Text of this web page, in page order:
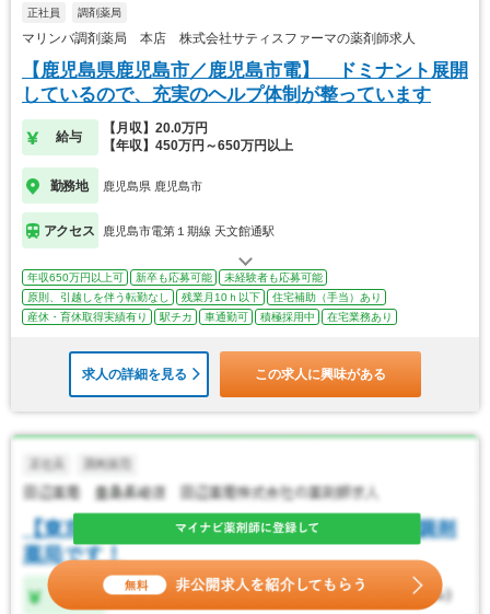
正社員 調剤薬局
マリンバ調剤薬局 本店 株式会社サティスファーマの薬剤師求人
【鹿児島県鹿児島市／鹿児島市電】 ドミナント展開
しているので、充実のヘルプ体制が整っています
給与
【月収】20.0万円
【年収】450万円～650万円以上
勤務地 鹿児島県 鹿児島市
アクセス 鹿児島市電第１期線 天文館通駅
年収650万円以上可 新卒も応募可能
未経験者も応募可能
原則、引越しを伴う転勤なし
残業月10ｈ以下
住宅補助（手当）あり
産休・育休取得実績有り
駅チカ 車通勤可 積極採用中 在宅業務あり
求人の詳細を見る この求人に興味がある